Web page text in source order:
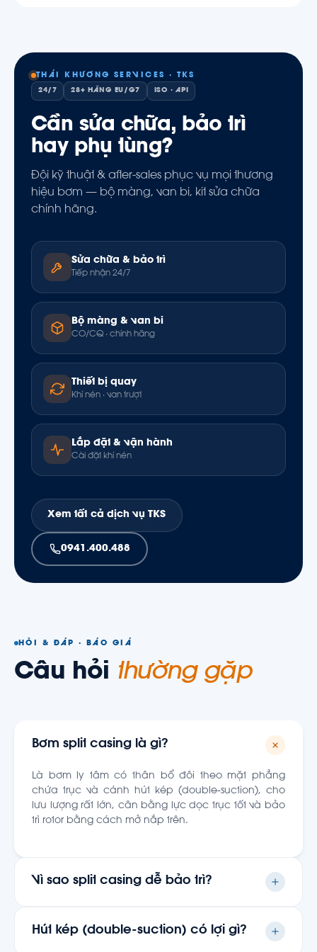
THÁI KHƯƠNG SERVICES · TKS
24/7 28+ HÃNG EU/G7 ISO · API
Cần sửa chữa, bảo trì
hay phụ tùng?
Đội kỹ thuật & after-sales phục vụ mọi thương
hiệu bơm — bộ màng, van bi, kit sửa chữa
chính hãng.
Sửa chữa & bảo trì
Tiếp nhận 24/7
Bộ màng & van bi
CO/CQ · chính hãng
Thiết bị quay
Khí nén · van trượt
Lắp đặt & vận hành
Cài đặt khí nén
Xem tất cả dịch vụ TKS
0941.400.488
HỎI & ĐÁP · BÁO GIÁ
Câu hỏi thường gặp
Bơm split casing là gì?
Là bơm ly tâm có thân bổ đôi theo mặt phẳng
chứa trục và cánh hút kép (double-suction), cho
lưu lượng rất lớn, cân bằng lực dọc trục tốt và bảo
trì rotor bằng cách mở nắp trên.
Vì sao split casing dễ bảo trì?
cận và tháo được rotor mà không phải tháo đường
ống hút/đẩy hay động cơ, giảm thời gian dừng
Hút kép (double-suction) có lợi gì?